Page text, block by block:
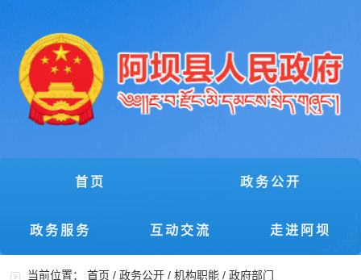
首页 政务公开
政务服务 互动交流 走进阿坝
当前位置：首页 /政务公开 /机构职能 /政府部门